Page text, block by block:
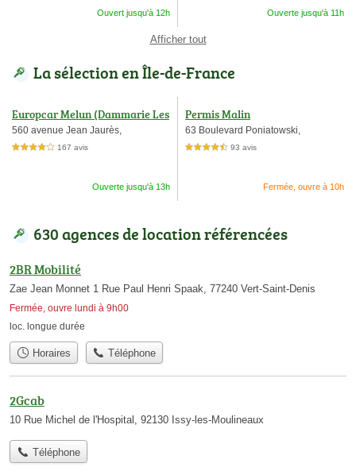
Ouvert jusqu'à 12h Ouverte jusqu'à 11h
Afficher tout
La sélection en Île-de-France
Europcar Melun (Dammarie Les
Lys)
560 avenue Jean Jaurès,
4,0 étoiles sur 5 167 avis
Ouverte jusqu'à 13h
Permis Malin
63 Boulevard Poniatowski,
4,5 étoiles sur 5 93 avis
Fermée, ouvre à 10h
630 agences de location référencées
2BR Mobilité
Zae Jean Monnet 1 Rue Paul Henri Spaak, 77240 Vert-Saint-Denis
Fermée, ouvre lundi à 9h00
loc. longue durée
Horaires Téléphone
2Gcab
10 Rue Michel de l'Hospital, 92130 Issy-les-Moulineaux
Téléphone